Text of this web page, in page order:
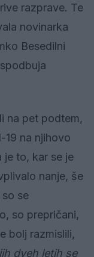
razprave. Te
novinarka
Besedilni
na pet podtem,
19 na njihovo
je to, kar se je
nanje, še
se
so prepričani,
bolj razmislili,
dveh letih se